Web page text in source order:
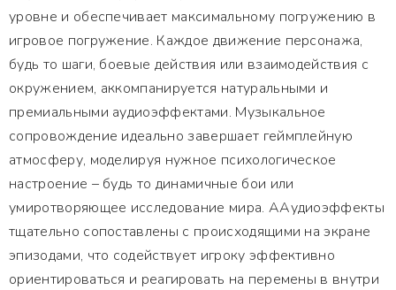
уровне и обеспечивает максимальному погружению в
игровое погружение. Каждое движение персонажа,
будь то шаги, боевые действия или взаимодействия с
окружением, аккомпанируется натуральными и
премиальными аудиоэффектами. Музыкальное
сопровождение идеально завершает геймплейную
атмосферу, моделируя нужное психологическое
настроение – будь то динамичные бои или
умиротворяющее исследование мира. ААудиоэффекты
тщательно сопоставлены с происходящими на экране
эпизодами, что содействует игроку эффективно
ориентироваться и реагировать на перемены в внутри